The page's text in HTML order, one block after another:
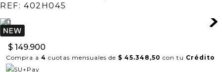
REF: 402H045
$ 149.900
Compra a 4 cuotas mensuales de $ 45.348,50 con tu Crédito